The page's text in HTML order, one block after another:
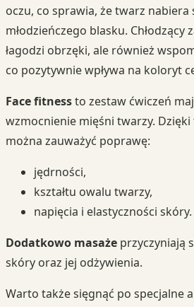
oczu, co sprawia, że twarz nabiera
młodzieńczego blasku. Chłodzący
łagodzi obrzęki, ale również
co pozytywnie wpływa na koloryt
Face fitnessto zestaw ćwiczeń
wzmocnienie mięśni twarzy.
można zauważyć poprawę:
jędrności,
kształtu owalu twarzy,
napięcia i elastyczności skóry.
Dodatkowo masaże przyczyniają
skóry oraz jej odżywienia.
Warto także sięgnąć po specjalne